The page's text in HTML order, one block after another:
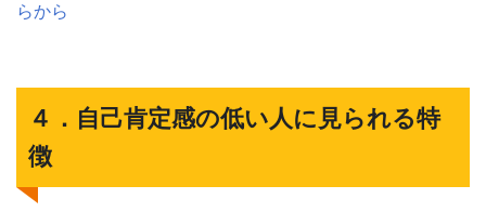
らから
４．自己肯定感の低い人に見られる特
徴